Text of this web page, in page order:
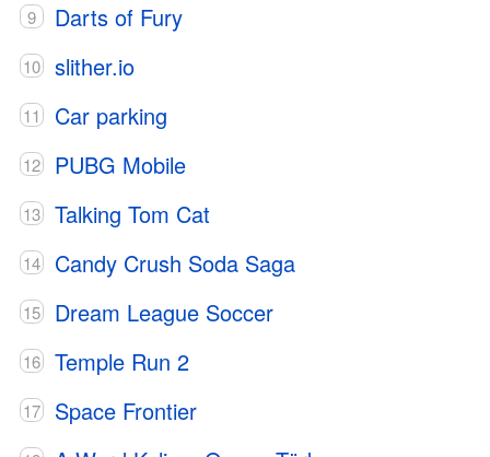
Darts of Fury
slither.io
Car parking
PUBG Mobile
Talking Tom Cat
Candy Crush Soda Saga
Dream League Soccer
Temple Run 2
Space Frontier